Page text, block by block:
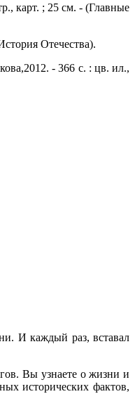
карт. ; 25 см. - (Главные
Отечества).
- 366 с. : цв. ил.,
И каждый раз, вставал
Вы узнаете о жизни и
исторических фактов,